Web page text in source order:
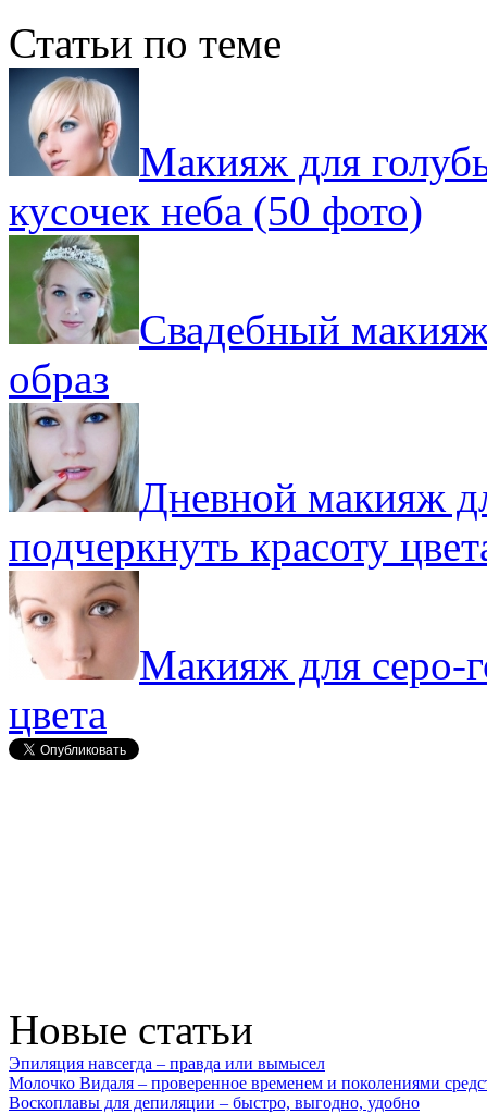
Статьи по теме
Макияж для
кусочек неба (50 фото)
Свадебный
образ
Дневной макияж
подчеркнуть красоту
Макияж для серо-
цвета
Новые статьи
Эпиляция навсегда – правда или вымысел
Молочко Видаля – проверенное временем и поколениями
Воскоплавы для депиляции – быстро, выгодно, удобно